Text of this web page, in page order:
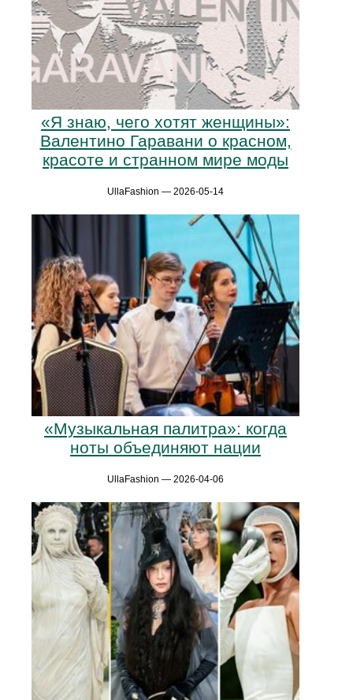
«Я знаю, чего хотят женщины»:
Валентино Гаравани о красном,
красоте и странном мире моды
UllaFashion — 2026-05-14
«Музыкальная палитра»: когда
ноты объединяют нации
UllaFashion — 2026-04-06